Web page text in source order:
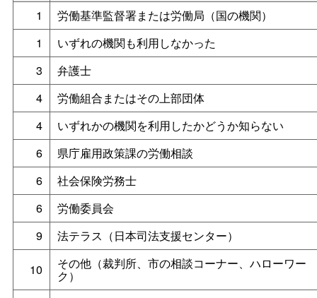
1
労働基準監督署または労働局（国の機関）
1
いずれの機関も利用しなかった
3
弁護士
4
労働組合またはその上部団体
4
いずれかの機関を利用したかどうか知らない
6
県庁雇用政策課の労働相談
6
社会保険労務士
6
労働委員会
9
法テラス（日本司法支援センター）
10 その他（裁判所、市の相談コーナー、ハローワー
ク）